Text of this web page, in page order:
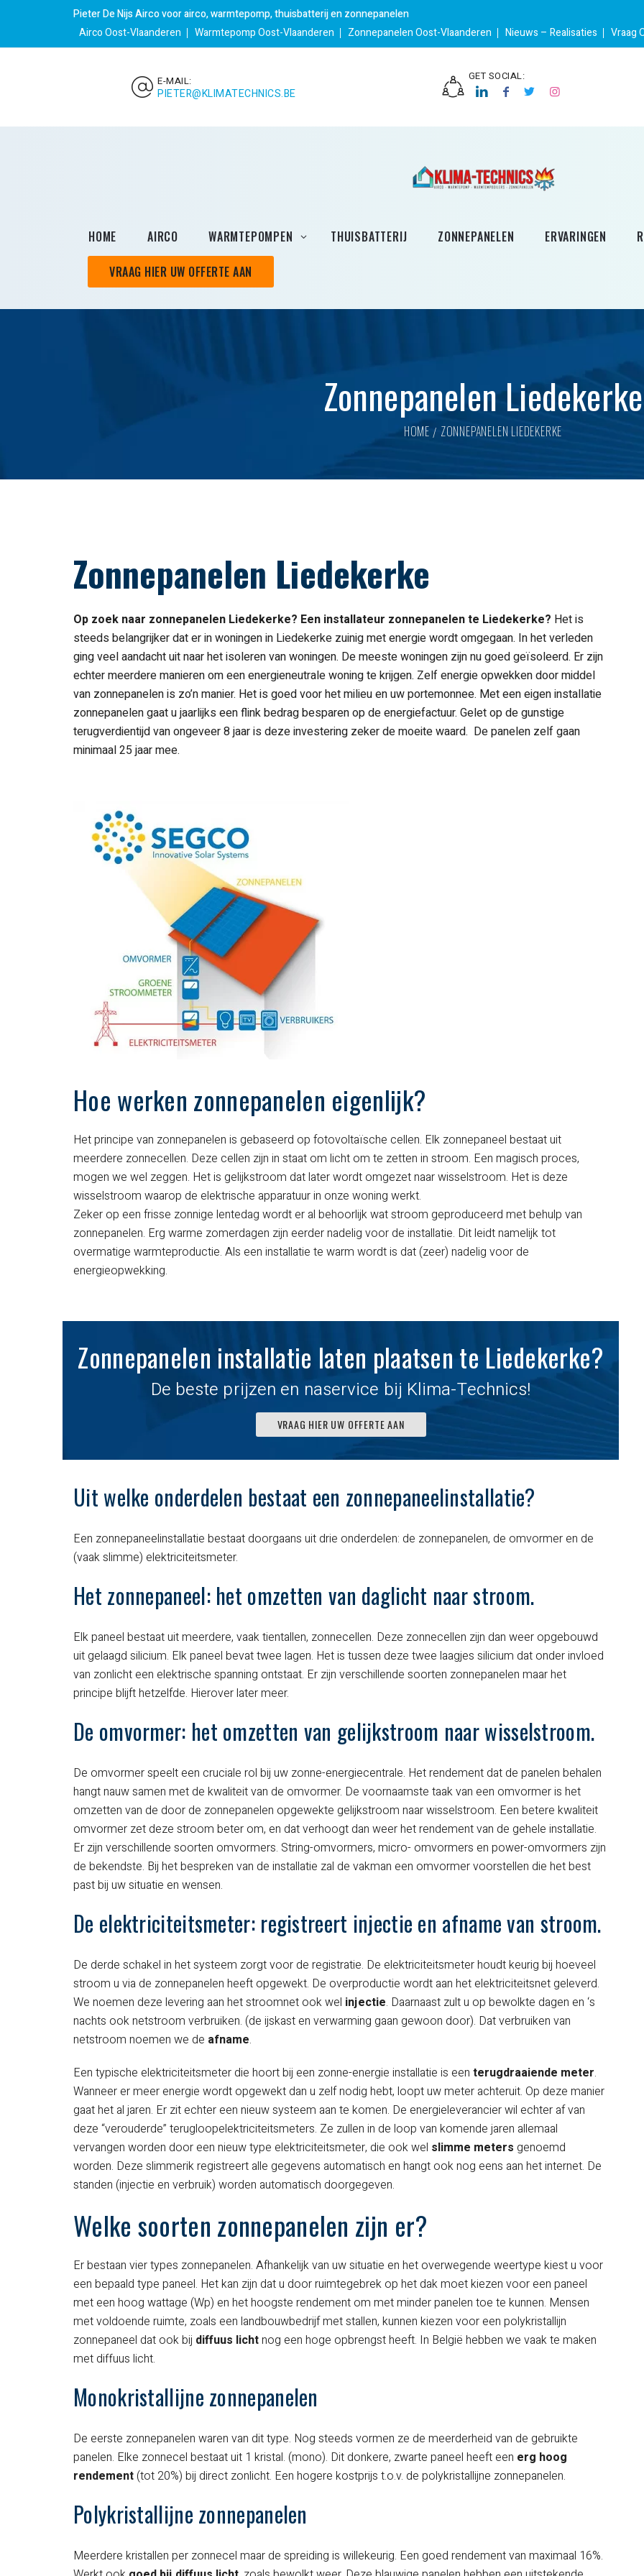
Pieter De Nijs Airco voor airco, warmtepomp, thuisbatterij en zonnepanelen
Airco Oost-Vlaanderen
Warmtepomp Oost-Vlaanderen Zonnepanelen Oost-Vlaanderen Nieuws – Realisaties Vraag
E-MAIL:
PIETER@KLIMATECHNICS.BE
GET SOCIAL:
HOME AIRCO WARMTEPOMPEN THUISBATTERIJ ZONNEPANELEN ERVARINGEN
VRAAG HIER UW OFFERTE AAN
Zonnepanelen Liedekerke
HOME ZONNEPANELEN LIEDEKERKE
Zonnepanelen Liedekerke
Op zoek naar zonnepanelen Liedekerke? Een installateur zonnepanelen te Liedekerke? Het is
steeds belangrijker dat er in woningen in Liedekerke zuinig met energie wordt omgegaan. In het verleden
ging veel aandacht uit naar het isoleren van woningen. De meeste woningen zijn nu goed geïsoleerd. Er zijn
echter meerdere manieren om een energieneutrale woning te krijgen. Zelf energie opwekken door middel
van zonnepanelen is zo’n manier. Het is goed voor het milieu en uw portemonnee. Met een eigen installatie
zonnepanelen gaat u jaarlijks een flink bedrag besparen op de energiefactuur. Gelet op de gunstige
terugverdientijd van ongeveer 8 jaar is deze investering zeker de moeite waard. De panelen zelf gaan
minimaal 25 jaar mee.
Hoe werken zonnepanelen eigenlijk?
Het principe van zonnepanelen is gebaseerd op fotovoltaïsche cellen. Elk zonnepaneel bestaat uit
meerdere zonnecellen. Deze cellen zijn in staat om licht om te zetten in stroom. Een magisch proces,
mogen we wel zeggen. Het is gelijkstroom dat later wordt omgezet naar wisselstroom. Het is deze
wisselstroom waarop de elektrische apparatuur in onze woning werkt.
Zeker op een frisse zonnige lentedag wordt er al behoorlijk wat stroom geproduceerd met behulp van
zonnepanelen. Erg warme zomerdagen zijn eerder nadelig voor de installatie. Dit leidt namelijk tot
overmatige warmteproductie. Als een installatie te warm wordt is dat (zeer) nadelig voor de
energieopwekking.
Zonnepanelen installatie laten plaatsen te Liedekerke?
De beste prijzen en naservice bij Klima-Technics!
VRAAG HIER UW OFFERTE AAN
Uit welke onderdelen bestaat een zonnepaneelinstallatie?
Een zonnepaneelinstallatie bestaat doorgaans uit drie onderdelen: de zonnepanelen, de omvormer en de
(vaak slimme) elektriciteitsmeter.
Het zonnepaneel: het omzetten van daglicht naar stroom.
Elk paneel bestaat uit meerdere, vaak tientallen, zonnecellen. Deze zonnecellen zijn dan weer opgebouwd
uit gelaagd silicium. Elk paneel bevat twee lagen. Het is tussen deze twee laagjes silicium dat onder invloed
van zonlicht een elektrische spanning ontstaat. Er zijn verschillende soorten zonnepanelen maar het
principe blijft hetzelfde. Hierover later meer.
De omvormer: het omzetten van gelijkstroom naar wisselstroom.
De omvormer speelt een cruciale rol bij uw zonne-energiecentrale. Het rendement dat de panelen behalen
hangt nauw samen met de kwaliteit van de omvormer. De voornaamste taak van een omvormer is het
omzetten van de door de zonnepanelen opgewekte gelijkstroom naar wisselstroom. Een betere kwaliteit
omvormer zet deze stroom beter om, en dat verhoogt dan weer het rendement van de gehele installatie.
Er zijn verschillende soorten omvormers. String-omvormers, micro- omvormers en power-omvormers zijn
de bekendste. Bij het bespreken van de installatie zal de vakman een omvormer voorstellen die het best
past bij uw situatie en wensen.
De elektriciteitsmeter: registreert injectie en afname van stroom.
De derde schakel in het systeem zorgt voor de registratie. De elektriciteitsmeter houdt keurig bij hoeveel
stroom u via de zonnepanelen heeft opgewekt. De overproductie wordt aan het elektriciteitsnet geleverd.
We noemen deze levering aan het stroomnet ook wel injectie. Daarnaast zult u op bewolkte dagen en ‘s
nachts ook netstroom verbruiken. (de ijskast en verwarming gaan gewoon door). Dat verbruiken van
netstroom noemen we de afname.
Een typische elektriciteitsmeter die hoort bij een zonne-energie installatie is een terugdraaiende meter.
Wanneer er meer energie wordt opgewekt dan u zelf nodig hebt, loopt uw meter achteruit. Op deze manier
gaat het al jaren. Er zit echter een nieuw systeem aan te komen. De energieleverancier wil echter af van
deze “verouderde” terugloopelektriciteitsmeters. Ze zullen in de loop van komende jaren allemaal
vervangen worden door een nieuw type elektriciteitsmeter, die ook wel slimme meters genoemd
worden. Deze slimmerik registreert alle gegevens automatisch en hangt ook nog eens aan het internet. De
standen (injectie en verbruik) worden automatisch doorgegeven.
Welke soorten zonnepanelen zijn er?
Er bestaan vier types zonnepanelen. Afhankelijk van uw situatie en het overwegende weertype kiest u voor
een bepaald type paneel. Het kan zijn dat u door ruimtegebrek op het dak moet kiezen voor een paneel
met een hoog wattage (Wp) en het hoogste rendement om met minder panelen toe te kunnen. Mensen
met voldoende ruimte, zoals een landbouwbedrijf met stallen, kunnen kiezen voor een polykristallijn
zonnepaneel dat ook bij diffuus lichtnog een hoge opbrengst heeft. In België hebben we vaak te maken
met diffuus licht.
Monokristallijne zonnepanelen
De eerste zonnepanelen waren van dit type. Nog steeds vormen ze de meerderheid van de gebruikte
panelen. Elke zonnecel bestaat uit 1 kristal. (mono). Dit donkere, zwarte paneel heeft een erg hoog
rendement(tot 20%) bij direct zonlicht. Een hogere kostprijs t.o.v. de polykristallijne zonnepanelen.
Polykristallijne zonnepanelen
Meerdere kristallen per zonnecel maar de spreiding is willekeurig. Een goed rendement van maximaal 16%.
huren van de
kaas- en wijnavond!
Zeer ruim, netjes en
snel koel, aan een
interessant tarief…
Bedankt Pieter.
ELS, PIETER, TINE & MARIE UIT LEDE
plaatsen van
gemaakte afspraken
werden nagekomen,
vriendelijke
werklieden en nette
plaatsing.
CHRISTOPHE UIT LIEDEKERKE
kwaliteit, vanaf eerste
finale installatie !!
E. VERVONDEL
van offerte tot